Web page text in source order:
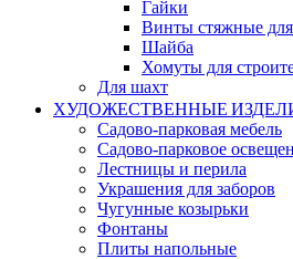
Гайки
Винты стяжные
Шайба
Хомуты для
Для шахт
ХУДОЖЕСТВЕННЫЕ
Садово-парковая мебель
Садово-парковое
Лестницы и перила
Украшения для заборов
Чугунные козырьки
Фонтаны
Плиты напольные